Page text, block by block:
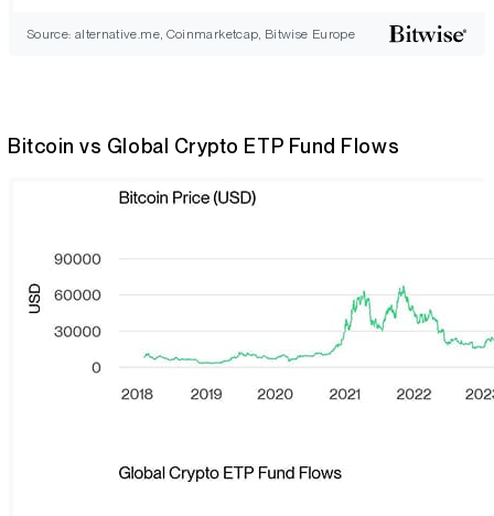
Source: alternative.me, Coinmarketcap, Bitwise Europe
Bitcoin vs Global Crypto ETP Fund Flows